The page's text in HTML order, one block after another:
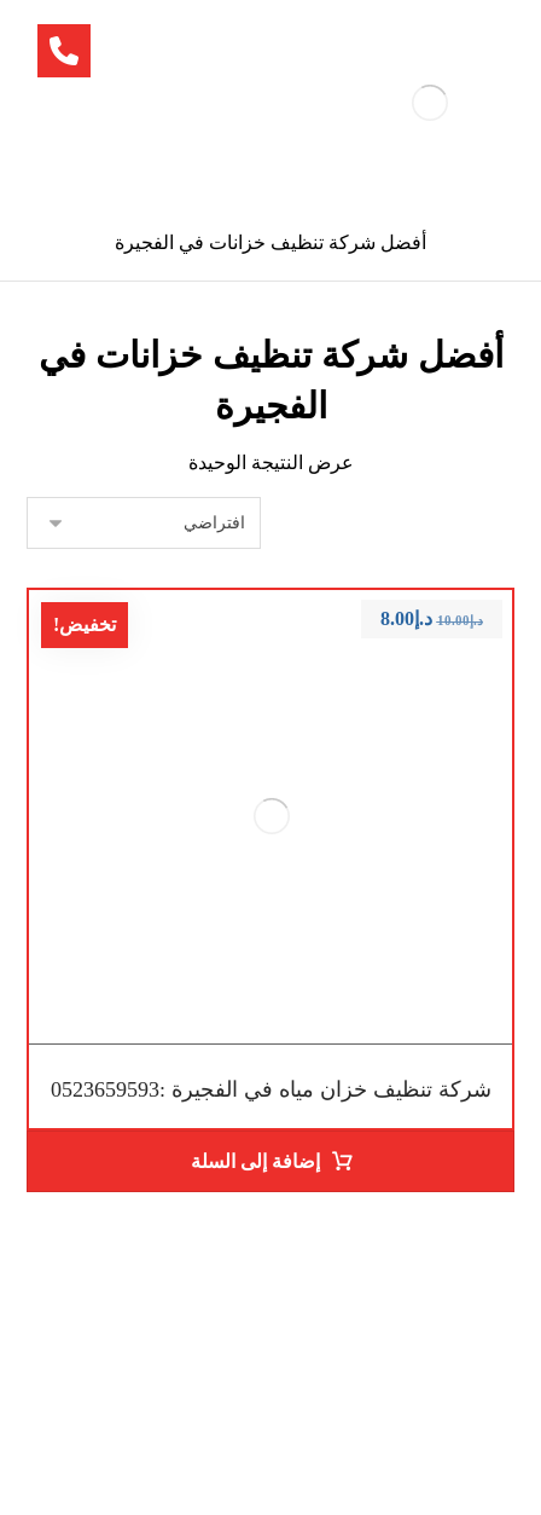
أفضل شركة تنظيف خزانات في الفجيرة
أفضل شركة تنظيف خزانات في
الفجيرة
عرض النتيجة الوحيدة
تخفيض!
شركة تنظيف خزان مياه في الفجيرة :0523659593
د.إ10.00 د.إ8.00
إضافة إلى السلة